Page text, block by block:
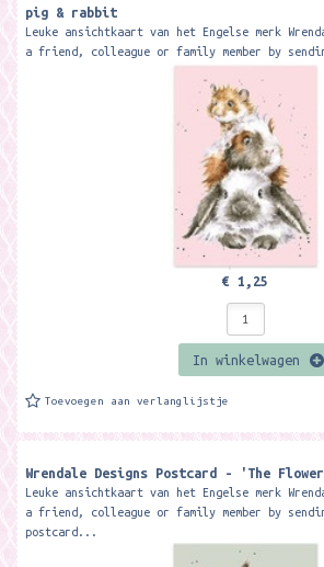
pig & rabbit
Leuke ansichtkaart van het Engelse merk
a friend, colleague or family member by
€ 1,25
In winkelwagen
Toevoegen aan verlanglijstje
Wrendale Designs Postcard - 'The
Leuke ansichtkaart van het Engelse merk
a friend, colleague or family member by
postcard...